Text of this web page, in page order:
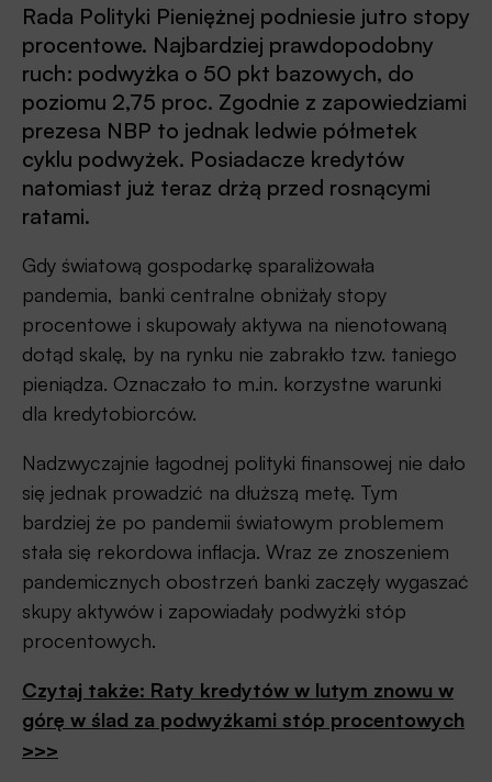
Rada Polityki Pieniężnej podniesie jutro stopy
procentowe. Najbardziej prawdopodobny
ruch: podwyżka o 50 pkt bazowych, do
poziomu 2,75 proc. Zgodnie z zapowiedziami
prezesa NBP to jednak ledwie półmetek
cyklu podwyżek. Posiadacze kredytów
natomiast już teraz drżą przed rosnącymi
ratami.
Gdy światową gospodarkę sparaliżowała
pandemia, banki centralne obniżały stopy
procentowe i skupowały aktywa na nienotowaną
dotąd skalę, by na rynku nie zabrakło tzw. taniego
pieniądza. Oznaczało to m.in. korzystne warunki
dla kredytobiorców.
Nadzwyczajnie łagodnej polityki finansowej nie dało
się jednak prowadzić na dłuższą metę. Tym
bardziej że po pandemii światowym problemem
stała się rekordowa inflacja. Wraz ze znoszeniem
pandemicznych obostrzeń banki zaczęły wygaszać
skupy aktywów i zapowiadały podwyżki stóp
procentowych.
Czytaj także: Raty kredytów w lutym znowu w
górę w ślad za podwyżkami stóp procentowych
>>>